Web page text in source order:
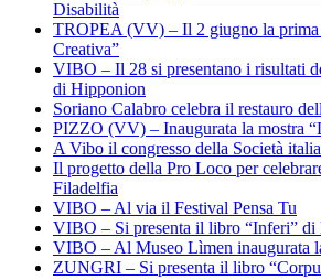
Disabilità
TROPEA (VV) – Il 2 giugno la prima
Creativa”
VIBO – Il 28 si presentano i risultati
di Hipponion
Soriano Calabro celebra il restauro
PIZZO (VV) – Inaugurata la mostra
A Vibo il congresso della Società
Il progetto della Pro Loco per
Filadelfia
VIBO – Al via il Festival Pensa Tu
VIBO – Si presenta il libro “Inferi” di
VIBO – Al Museo Lìmen inaugurata
ZUNGRI – Si presenta il libro